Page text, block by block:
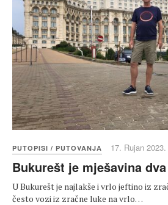
PUTOPISI / PUTOVANJA 17. Rujan 2023.
Bukurešt je mješavina
U Bukurešt je najlakše i vrlo jeftino iz
često vozi iz zračne luke na vrlo…